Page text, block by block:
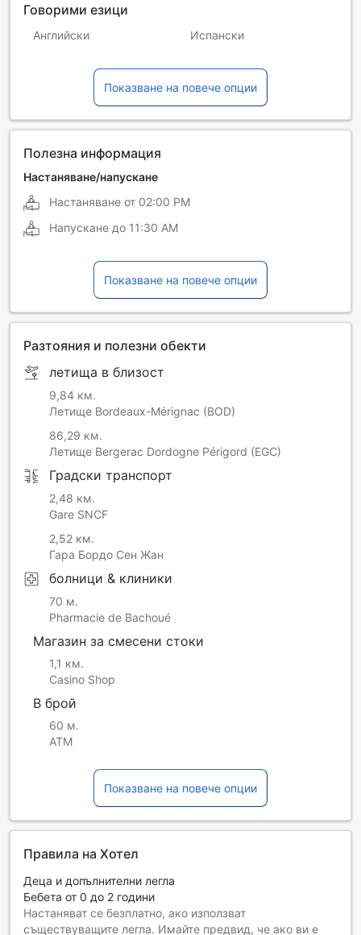
Говорими езици
Английски Испански
Френски
Показване на повече опции
Полезна информация
Настаняване/напускане
Настаняване от 02:00 PM
Напускане до 11:30 AM
Показване на повече опции
Разтояния и полезни обекти
летища в близост
9,84 км.
Летище Bordeaux-Mérignac (BOD)
86,29 км.
Летище Bergerac Dordogne Périgord (EGC)
Градски транспорт
2,48 км.
Gare SNCF
2,52 км.
Гара Бордо Сен Жан
болници & клиники
70 м.
Pharmacie de Bachoué
Магазин за смесени стоки
1,1 км.
Casino Shop
В брой
60 м.
ATM
Показване на повече опции
Правила на Хотел
Деца и допълнителни легла
Бебета от 0 до 2 години
Настаняват се безплатно, ако използват
съществуващите легла. Имайте предвид, че ако ви е